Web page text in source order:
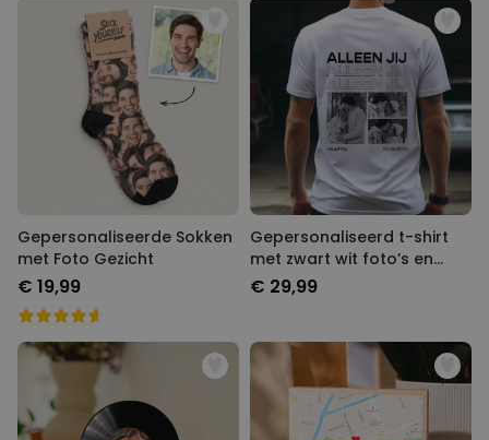
Gepersonaliseerde Sokken
met Foto Gezicht
€ 19,99
Gepersonaliseerd t-shirt
met zwart wit foto’s en
tekst
€ 29,99